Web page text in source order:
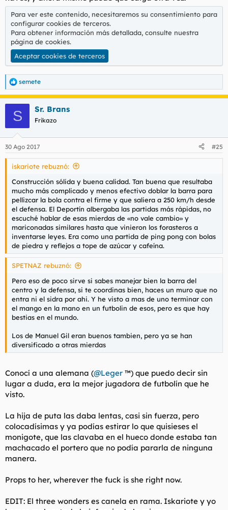
Para ver este contenido, necesitaremos su consentimiento para
configurar cookies de terceros.
Para obtener información más detallada, consulte nuestra
página de cookies.
Aceptar cookies de terceros
R
e
e
s
semete
S Sr. Brans
Frikazo
30 Ago 2017 #25
iskariote rebuznó:
Construcción sólida y buena calidad. Tan buena que resultaba
mucho más complicado y menos efectivo doblar la barra para
pellizcar la bola contra el firme y que saliera a 250 km/h desde
el defensa. El Deportín albergaba las partidas más rápidas, no
escuché hablar de esas mierdas de «no vale cambio» y
mariconadas similares hasta que vinieron los forasteros a
inventarse leyes. Era como una partida de ping pong con bolas
de piedra y reflejos a tope de azúcar y cafeína.
SPETNAZ rebuznó:
Pero eso de poco sirve si sabes manejar bien la barra del
centro y la defensa, si te coordinas bien, haces un muro que no
entra ni el sidra por ahi. Y he visto a mas de uno terminar con
el mango en la mano en un futbolin de esos, pero es que hay
bestias en el mundo.
Los de Manuel Gil eran buenos tambien, pero ya se han
diversificado a otras mierdas
Conocí a una alemana (@Leger ™) que puedo decir sin
lugar a duda, era la mejor jugadora de futbolín que he
visto.
La hija de puta las daba lentas, casi sin fuerza, pero
colocadísimas y ya podías estirar lo que quisieses el
monigote, que las clavaba en el hueco donde estaba tan
machacado el portero que no podía pararla de ninguna
manera.
Props to her, wherever the fuck is she right now.
EDIT: El three wonders es canela en rama. Iskariote y yo